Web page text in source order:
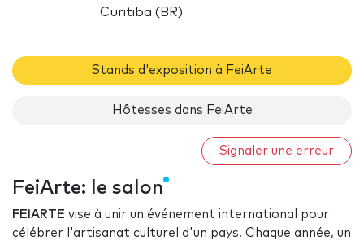
Curitiba (BR)
Stands d'exposition à FeiArte
Hôtesses dans FeiArte
Signaler une erreur
FeiArte: le salon
FEIARTE vise à unir un événement international pour
célébrer l'artisanat culturel d'un pays. Chaque année, un